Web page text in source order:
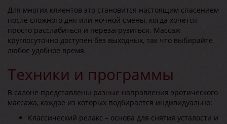
Для многих клиентов это становится настоящим спасением
после сложного дня или ночной смены, когда хочется
просто расслабиться и перезагрузиться. Массаж
круглосуточно доступен без выходных, так что выбирайте
любое удобное время.
Техники и программы
В салоне представлены разные направления эротического
массажа, каждое из которых подбирается индивидуально:
Классический релакс – основа для снятия усталости и